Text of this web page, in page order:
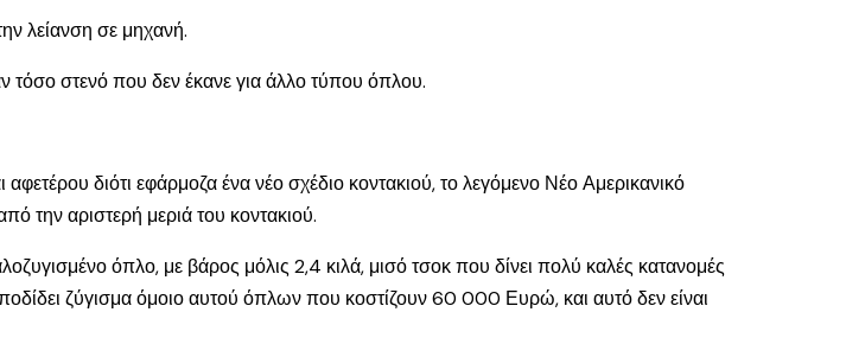
λείανση σε μηχανή.
τόσο στενό που δεν έκανε για άλλο τύπου όπλου.
διότι εφάρμοζα ένα νέο σχέδιο κοντακιού, το λεγόμενο Νέο Αμερικανικό
την αριστερή μεριά του κοντακιού.
όπλο, με βάρος μόλις 2,4 κιλά, μισό τσοκ που δίνει πολύ καλές κατανομές
ζύγισμα όμοιο αυτού όπλων που κοστίζουν 60 000 Ευρώ, και αυτό δεν είναι